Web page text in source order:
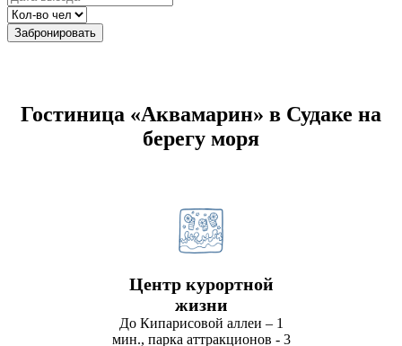
Забронировать
Гостиница «Аквамарин» в Судаке на
берегу моря
Центр курортной
жизни
До Кипарисовой аллеи – 1
мин., парка аттракционов - 3